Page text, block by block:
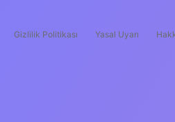
Gizlilik Politikası Yasal Uyarı